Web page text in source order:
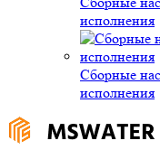
исполнения
Сборные
исполнения